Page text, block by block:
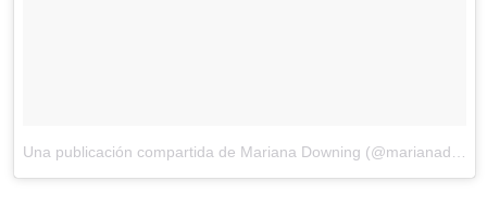
Una publicación compartida de Mariana Downing (@marianadowningg)